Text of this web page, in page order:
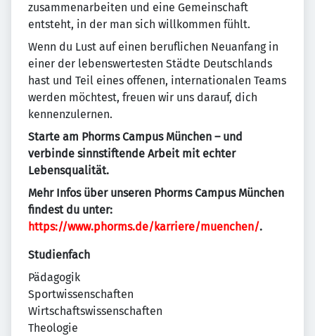
zusammenarbeiten und eine Gemeinschaft
entsteht, in der man sich willkommen fühlt.
Wenn du Lust auf einen beruflichen Neuanfang in
einer der lebenswertesten Städte Deutschlands
hast und Teil eines offenen, internationalen Teams
werden möchtest, freuen wir uns darauf, dich
kennenzulernen.
Starte am Phorms Campus München – und
verbinde sinnstiftende Arbeit mit echter
Lebensqualität.
Mehr Infos über unseren Phorms Campus München
findest du unter:
https://www.phorms.de/karriere/muenchen/.
Studienfach
Pädagogik
Sportwissenschaften
Wirtschaftswissenschaften
Theologie